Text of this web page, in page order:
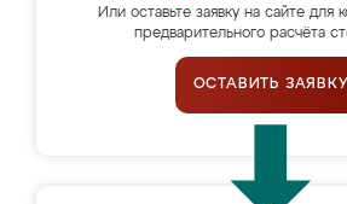
Или оставьте заявку на сайте для
предварительного расчёта
ОСТАВИТЬ ЗАЯВКУ